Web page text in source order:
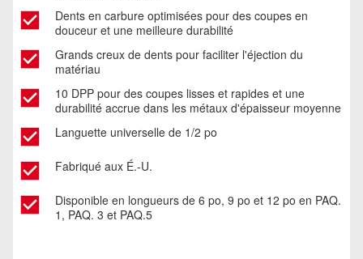
Dents en carbure optimisées pour des coupes en
douceur et une meilleure durabilité
Grands creux de dents pour faciliter l'éjection du
matériau​
10 DPP pour des coupes lisses et rapides et une
durabilité accrue dans les métaux d'épaisseur moyenne
Languette universelle de 1/2 po​
Fabriqué aux É.-U. ​
Disponible en longueurs de 6 po, 9 po et 12 po en PAQ.
1, PAQ. 3 et PAQ.5